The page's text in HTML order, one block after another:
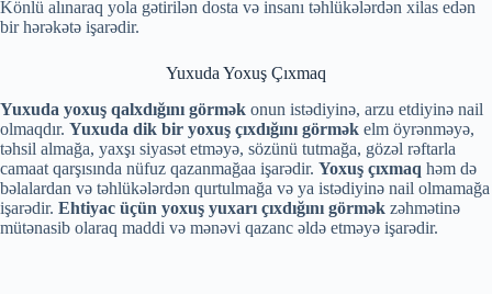
Könlü alınaraq yola gətirilən dosta və insanı təhlükələrdən xilas edən
bir hərəkətə işarədir.
Yuxuda Yoxuş Çıxmaq
Yuxuda yoxuş qalxdığını görmək onun istədiyinə, arzu etdiyinə nail
olmaqdır. Yuxuda dik bir yoxuş çıxdığını görmək elm öyrənməyə,
təhsil almağa, yaxşı siyasət etməyə, sözünü tutmağa, gözəl rəftarla
camaat qarşısında nüfuz qazanmağaa işarədir. Yoxuş çıxmaq həm də
bəlalardan və təhlükələrdən qurtulmağa və ya istədiyinə nail olmamağa
işarədir. Ehtiyac üçün yoxuş yuxarı çıxdığını görmək zəhmətinə
mütənasib olaraq maddi və mənəvi qazanc əldə etməyə işarədir.